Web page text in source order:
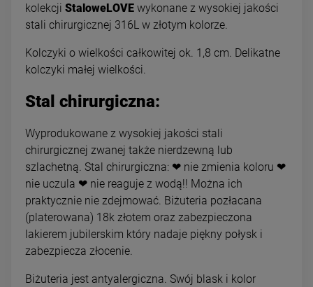
kolekcji StaloweLOVE wykonane z wysokiej jakości
stali chirurgicznej 316L w złotym kolorze.
Kolczyki o wielkości całkowitej ok. 1,8 cm. Delikatne
kolczyki małej wielkości.
Stal chirurgiczna:
Wyprodukowane z wysokiej jakości stali
chirurgicznej zwanej także nierdzewną lub
szlachetną. Stal chirurgiczna: ❤ nie zmienia koloru ❤
nie uczula ❤ nie reaguje z wodą!! Można ich
praktycznie nie zdejmować. Biżuteria pozłacana
(platerowana) 18k złotem oraz zabezpieczona
lakierem jubilerskim który nadaje piękny połysk i
zabezpiecza złocenie.
Biżuteria jest antyalergiczna. Swój blask i kolor